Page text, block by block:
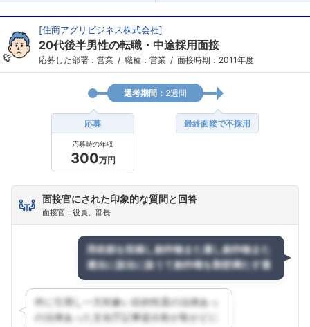
[住商アグリビジネス株式会社]
20代後半男性の転職・中途採用面接
応募した部署：営業 職種：営業 面接時期：2011年度
選考期間： 2週間
応募
応募時の年収
300万円
最終面接で不採用
面接官にされた印象的な質問と回答
面接官：役員、部長